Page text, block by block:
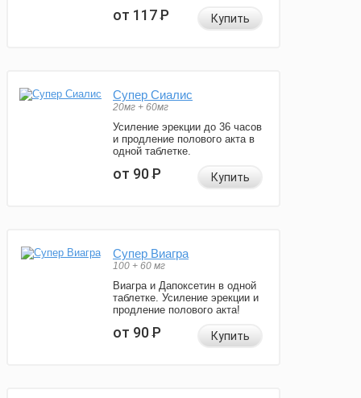
от 117Р Купить
Супер Сиалис
20мг + 60мг
Усиление эрекции до 36 часов
и продление полового акта в
одной таблетке.
от 90Р Купить
Супер Виагра
100 + 60 мг
Виагра и Дапоксетин в одной
таблетке. Усиление эрекции и
продление полового акта!
от 90Р Купить